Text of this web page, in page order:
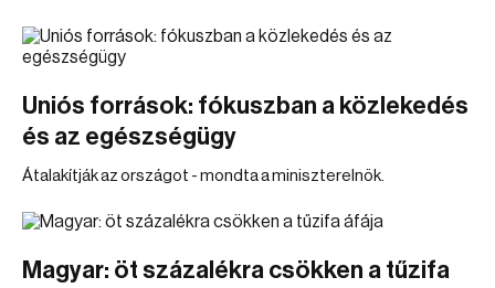
Uniós források: fókuszban a közlekedés
és az egészségügy
Átalakítják az országot - mondta a miniszterelnök.
Magyar: öt százalékra csökken a tűzifa